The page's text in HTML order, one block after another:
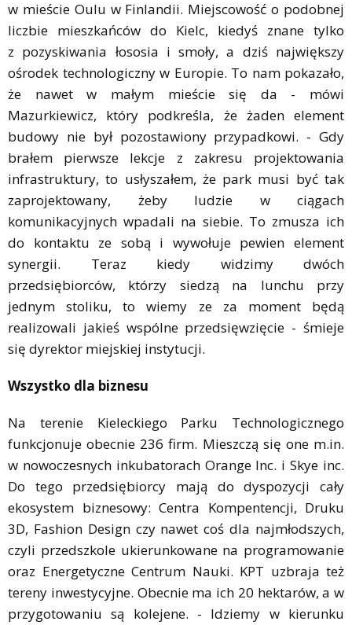
w mieście Oulu w Finlandii. Miejscowość o podobnej
liczbie mieszkańców do Kielc, kiedyś znane tylko
z pozyskiwania łososia i smoły, a dziś największy
ośrodek technologiczny w Europie. To nam pokazało,
że nawet w małym mieście się da - mówi
Mazurkiewicz, który podkreśla, że żaden element
budowy nie był pozostawiony przypadkowi. - Gdy
brałem pierwsze lekcje z zakresu projektowania
infrastruktury, to usłyszałem, że park musi być tak
zaprojektowany, żeby ludzie w ciągach
komunikacyjnych wpadali na siebie. To zmusza ich
do kontaktu ze sobą i wywołuje pewien element
synergii. Teraz kiedy widzimy dwóch
przedsiębiorców, którzy siedzą na lunchu przy
jednym stoliku, to wiemy ze za moment będą
realizowali jakieś wspólne przedsięwzięcie - śmieje
się dyrektor miejskiej instytucji.
Wszystko dla biznesu
Na terenie Kieleckiego Parku Technologicznego
funkcjonuje obecnie 236 firm. Mieszczą się one m.in.
w nowoczesnych inkubatorach Orange Inc. i Skye inc.
Do tego przedsiębiorcy mają do dyspozycji cały
ekosystem biznesowy: Centra Kompentencji, Druku
3D, Fashion Design czy nawet coś dla najmłodszych,
czyli przedszkole ukierunkowane na programowanie
oraz Energetyczne Centrum Nauki. KPT uzbraja też
tereny inwestycyjne. Obecnie ma ich 20 hektarów, a w
przygotowaniu są kolejene. - Idziemy w kierunku